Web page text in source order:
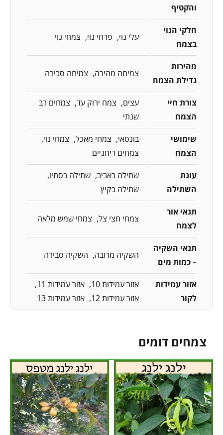
והקטיף
חלקי הנוי
בצמח
עלי נוי פרחי נוי צמחי נוי
מהירות
גדילת הצמח
צמיחה מהירה צמיחה סבירה
צורת חיי
הצמח
עצים צמח ירוק עד
צמחים רב
שנתי
שימושי
הצמח
בונסאי צמחי מאכל
צמחי נוי
צמחים ריחניים
עונת
השתילה
שתילה באביב שתילה בסתיו
שתילה בקיץ
תנאי אור
לצמח
צמחי חצי צל צמחי שמש מלאה
תנאי השקיה
– כמות מים
השקיה מרובה השקיה סבירה
אזור עמידות
לקור
אזור עמידות 10
אזור עמידות 11
אזור עמידות 12
אזור עמידות 13
צמחים דומים